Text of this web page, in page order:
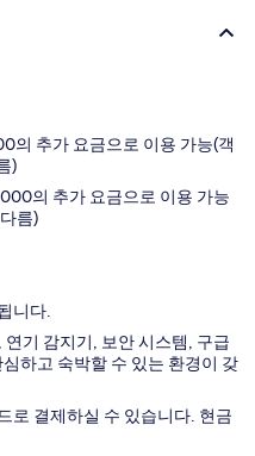
의 추가 요금으로 이용 가능(객
)
의 추가 요금으로 이용 가능
름)
니다.
기 감지기, 보안 시스템, 구급
하고 숙박할 수 있는 환경이 갖
로 결제하실 수 있습니다. 현금